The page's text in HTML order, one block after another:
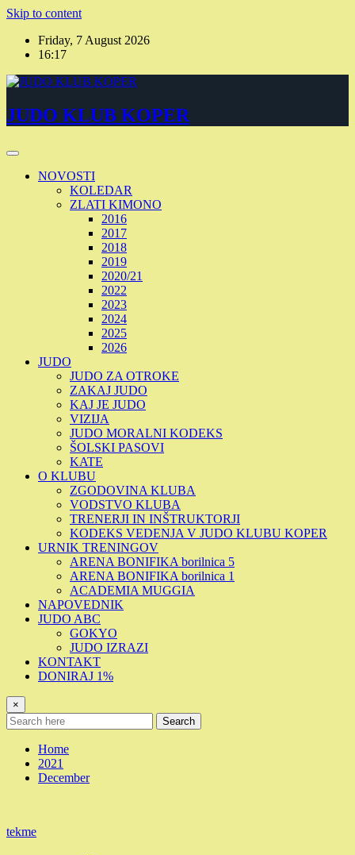
Skip to content
Friday, 7 August 2026
16:17
JUDO KLUB KOPER
NOVOSTI
KOLEDAR
ZLATI KIMONO
2016
2017
2018
2019
2020/21
2022
2023
2024
2025
2026
JUDO
JUDO ZA OTROKE
ZAKAJ JUDO
KAJ JE JUDO
VIZIJA
JUDO MORALNI KODEKS
ŠOLSKI PASOVI
KATE
O KLUBU
ZGODOVINA KLUBA
VODSTVO KLUBA
TRENERJI IN INŠTRUKTORJI
KODEKS VEDENJA V JUDO KLUBU KOPER
URNIK TRENINGOV
ARENA BONIFIKA borilnica 5
ARENA BONIFIKA borilnica 1
ACADEMIA MUGGIA
NAPOVEDNIK
JUDO ABC
GOKYO
JUDO IZRAZI
KONTAKT
DONIRAJ 1%
×
Search
Home
2021
December
tekme